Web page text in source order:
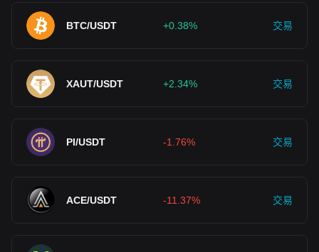
BTC/USDT +0.38% 交易
XAUT/USDT +2.34% 交易
PI/USDT -1.76% 交易
ACE/USDT -11.37% 交易